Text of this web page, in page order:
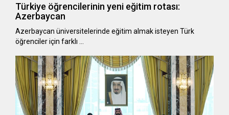
Türkiye öğrencilerinin yeni eğitim rotası:
Azerbaycan
Azerbaycan üniversitelerinde eğitim almak isteyen Türk
öğrenciler için farklı …